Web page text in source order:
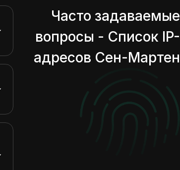
Часто задаваемые
вопросы - Список IP-
адресов Сен-Мартен